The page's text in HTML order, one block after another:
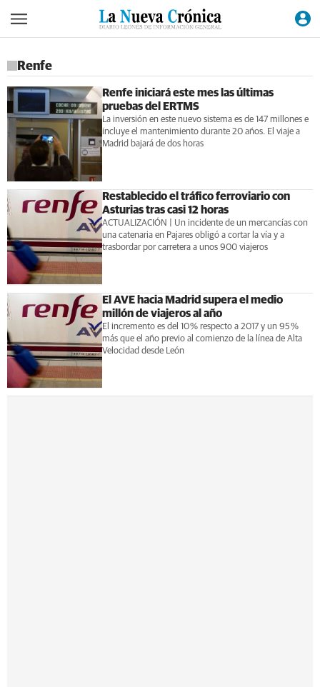
Renfe
Renfe iniciará este mes las últimas
pruebas del ERTMS
La inversión en este nuevo sistema es de 147 millones e
incluye el mantenimiento durante 20 años. El viaje a
Madrid bajará de dos horas
Restablecido el tráfico ferroviario con
Asturias tras casi 12 horas
ACTUALIZACIÓN | Un incidente de un mercancías con
una catenaria en Pajares obligó a cortar la vía y a
trasbordar por carretera a unos 900 viajeros
El AVE hacia Madrid supera el medio
millón de viajeros al año
El incremento es del 10 % respecto a 2017 y un 95 %
más que el año previo al comienzo de la línea de Alta
Velocidad desde León